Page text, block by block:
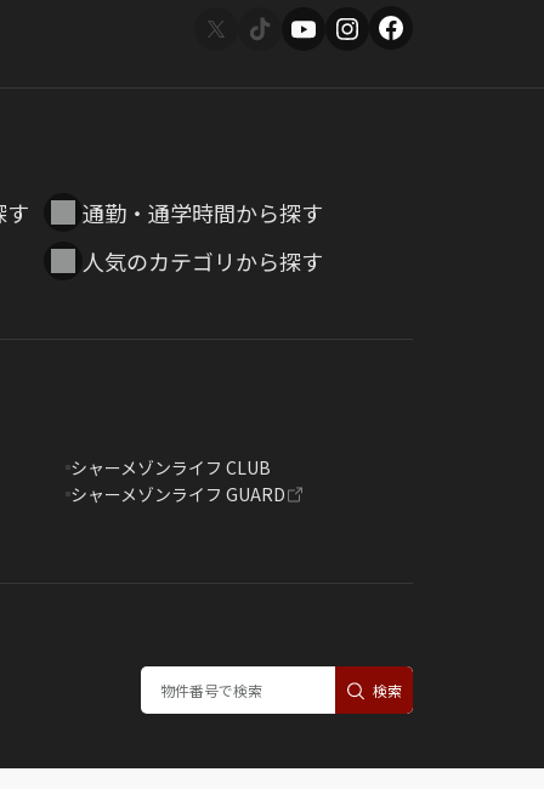
す
通勤・通学時間から探す
人気のカテゴリから探す
シャーメゾンライフ CLUB
シャーメゾンライフ GUARD